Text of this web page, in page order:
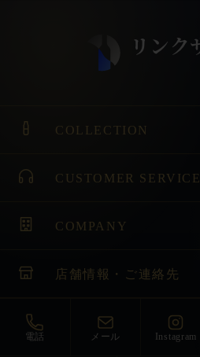
COLLECTION
CUSTOMER SERVICE
COMPANY
店舗情報・ご連絡先
電話 メール Instagram